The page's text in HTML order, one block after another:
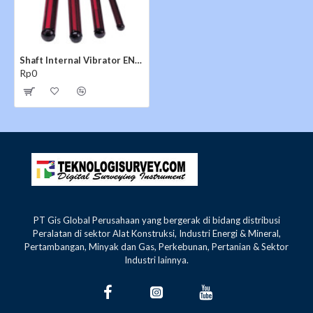
Shaft Internal Vibrator ENAR M38AFP
Rp0
PT Gis Global Perusahaan yang bergerak di bidang distribusi
Peralatan di sektor Alat Konstruksi, Industri Energi & Mineral,
Pertambangan, Minyak dan Gas, Perkebunan, Pertanian & Sektor
Industri lainnya.